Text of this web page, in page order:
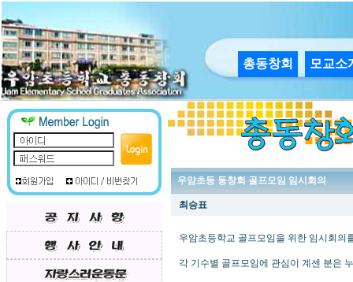
총동창회 모교소
우암초등 동창회 골프모임 임시회의
최승표
우암초등학교 골프모임을 위한 임시회의
각 기수별 골프모임에 관심이 계센 분은